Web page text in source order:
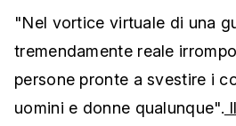
"Nel vortice virtuale di una
tremendamente reale
persone pronte a svestire i
uomini e donne qualunque".